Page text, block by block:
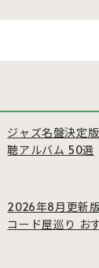
ジャズ名盤決定
聴アルバム 50選
2026年8月更新
コード屋巡り お